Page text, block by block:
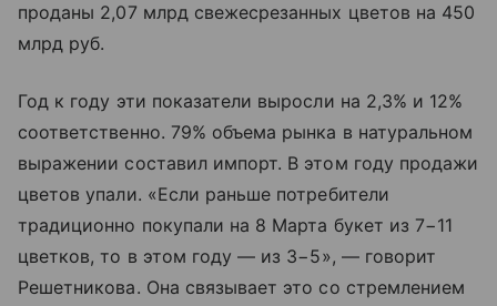
проданы 2,07 млрд свежесрезанных цветов на 450
млрд руб.
Год к году эти показатели выросли на 2,3% и 12%
соответственно. 79% объема рынка в натуральном
выражении составил импорт. В этом году продажи
цветов упали. «Если раньше потребители
традиционно покупали на 8 Марта букет из 7−11
цветков, то в этом году — из 3−5», — говорит
Решетникова. Она связывает это со стремлением